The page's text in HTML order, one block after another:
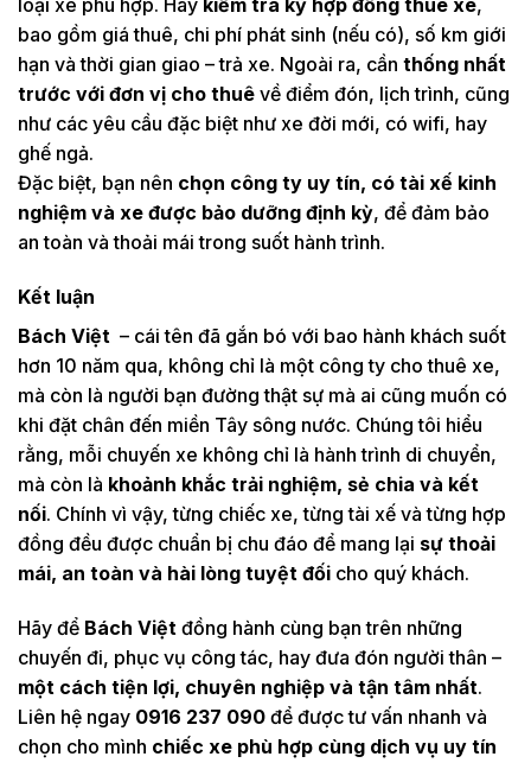
loại xe phù hợp. Hãy kiểm tra kỹ hợp đồng thuê xe,
bao gồm giá thuê, chi phí phát sinh (nếu có), số km giới
hạn và thời gian giao – trả xe. Ngoài ra, cần thống nhất
trước với đơn vị cho thuê về điểm đón, lịch trình, cũng
như các yêu cầu đặc biệt như xe đời mới, có wifi, hay
ghế ngả.
Đặc biệt, bạn nên chọn công ty uy tín, có tài xế kinh
nghiệm và xe được bảo dưỡng định kỳ, để đảm bảo
an toàn và thoải mái trong suốt hành trình.
Kết luận
Bách Việt – cái tên đã gắn bó với bao hành khách suốt
hơn 10 năm qua, không chỉ là một công ty cho thuê xe,
mà còn là người bạn đường thật sự mà ai cũng muốn có
khi đặt chân đến miền Tây sông nước. Chúng tôi hiểu
rằng, mỗi chuyến xe không chỉ là hành trình di chuyển,
mà còn là khoảnh khắc trải nghiệm, sẻ chia và kết
nối. Chính vì vậy, từng chiếc xe, từng tài xế và từng hợp
đồng đều được chuẩn bị chu đáo để mang lại sự thoải
mái, an toàn và hài lòng tuyệt đối cho quý khách.
Hãy để Bách Việt đồng hành cùng bạn trên những
chuyến đi, phục vụ công tác, hay đưa đón người thân –
một cách tiện lợi, chuyên nghiệp và tận tâm nhất.
Liên hệ ngay 0916 237 090 để được tư vấn nhanh và
chọn cho mình chiếc xe phù hợp cùng dịch vụ uy tín